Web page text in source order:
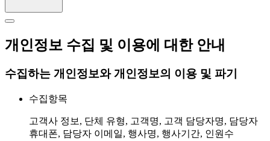
개인정보 수집 및 이용에 대한 안내
수집하는 개인정보와 개인정보의 이용 및 파기
수집항목
고객사 정보, 단체 유형, 고객명, 고객 담당자명, 담당자
휴대폰, 담당자 이메일, 행사명, 행사기간, 인원수